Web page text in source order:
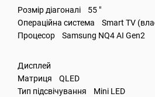
Розмір діагоналі 55 "
Операційна система Smart TV
Процесор Samsung NQ4 AI Gen2
Дисплей
Матриця QLED
Тип підсвічування Mini LED